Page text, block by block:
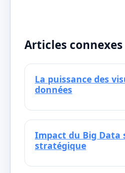
Articles connexes
La puissance des
données
Impact du Big Data
stratégique